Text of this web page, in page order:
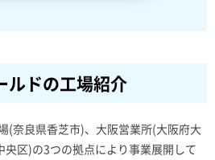
ルドの工場紹介
(奈良県香芝市)、大阪営業所(大阪府大
区)の3つの拠点により事業展開して